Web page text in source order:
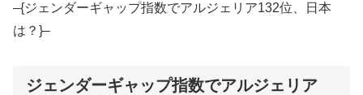
–{ジェンダーギャップ指数でアルジェリア132位、日本
は？}–
ジェンダーギャップ指数でアルジェリア